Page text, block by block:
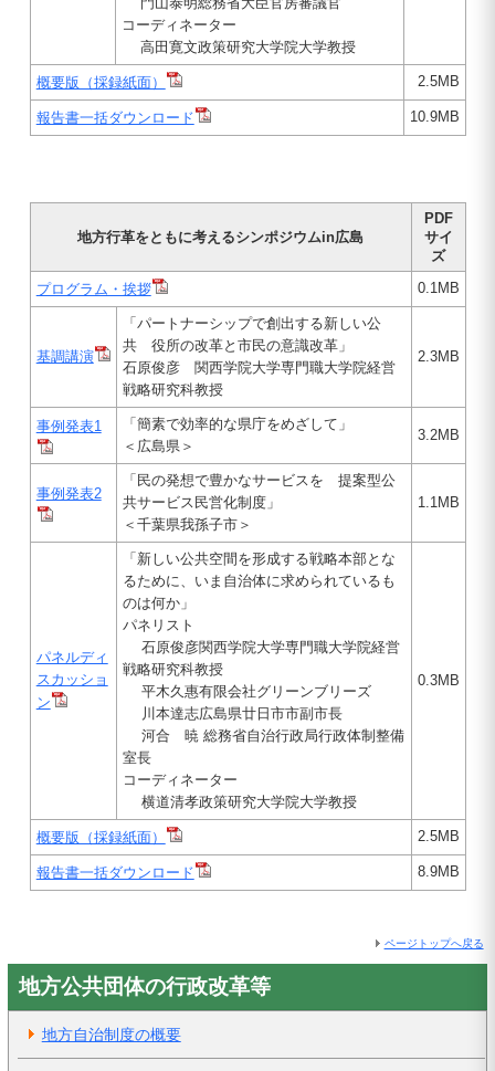
コーディネーター
高田寛文政策研究大学院大学教授
概要版（採録紙面） 2.5MB
報告書一括ダウンロード 10.9MB
地方行革をともに考えるシンポジウムin広島
PDF
サイ
ズ
プログラム・挨拶
0.1MB
基調講演
「パートナーシップで創出する新しい公
共 役所の改革と市民の意識改革」
石原俊彦 関西学院大学専門職大学院経営
戦略研究科教授
2.3MB
事例発表1
「簡素で効率的な県庁をめざして」
＜広島県＞
3.2MB
事例発表2
「民の発想で豊かなサービスを 提案型公
共サービス民営化制度」
＜千葉県我孫子市＞
1.1MB
パネルディ
スカッショ
ン
「新しい公共空間を形成する戦略本部とな
るために、いま自治体に求められているも
のは何か」
パネリスト
石原俊彦関西学院大学専門職大学院経営
戦略研究科教授
平木久惠有限会社グリーンブリーズ
川本達志広島県廿日市市副市長
河合 暁 総務省自治行政局行政体制整備
室長
コーディネーター
横道清孝政策研究大学院大学教授
0.3MB
概要版（採録紙面） 2.5MB
報告書一括ダウンロード 8.9MB
ページトップへ戻る
地方公共団体の行政改革等
地方自治制度の概要